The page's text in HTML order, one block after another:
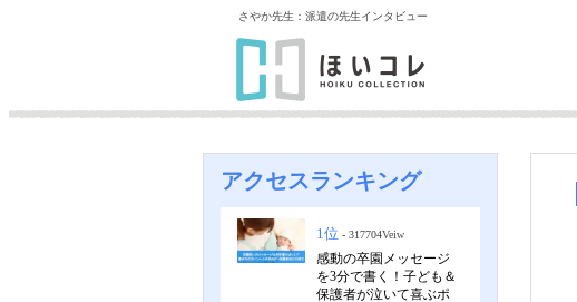
さやか先生：派遣の先生インタビュー
アクセスランキング
1位 - 317704Veiw
感動の卒園メッセージ
を3分で書く！子ども＆
保護者が泣いて喜ぶポ